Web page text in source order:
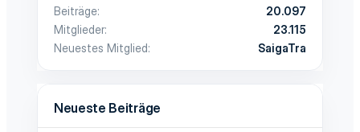
Beiträge
20.097
Mitglieder
23.115
Neuestes Mitglied
SaigaTra
Neueste Beiträge